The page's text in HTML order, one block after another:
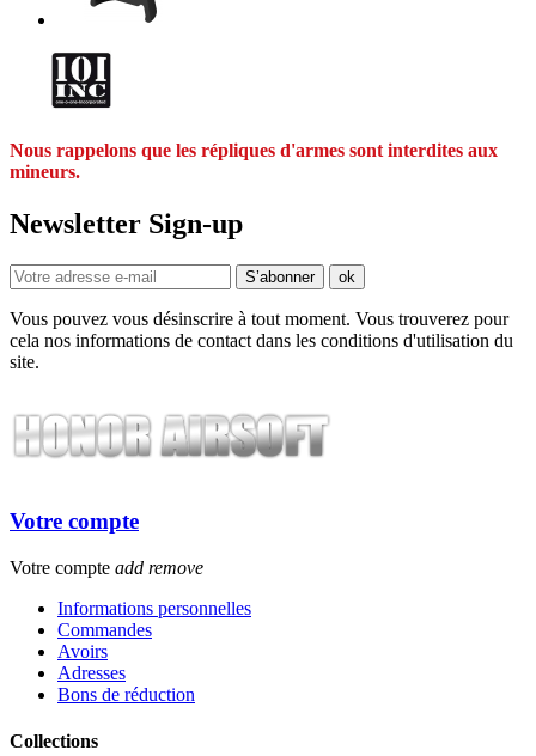
Nous rappelons que les répliques d'armes sont interdites aux
mineurs.
Newsletter Sign-up
Vous pouvez vous désinscrire à tout moment. Vous trouverez pour
cela nos informations de contact dans les conditions d'utilisation du
site.
Votre compte
Votre compte add remove
Informations personnelles
Commandes
Avoirs
Adresses
Bons de réduction
Collections